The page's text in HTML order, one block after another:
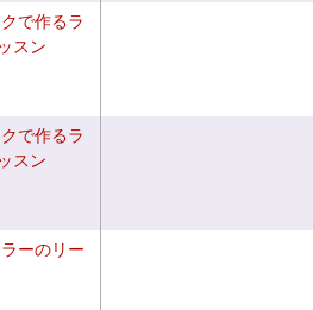
で作るラ
スン
で作るラ
スン
ーのリー